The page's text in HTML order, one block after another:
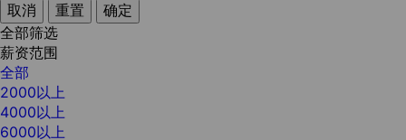
取消 重置
确定
全部筛选
薪资范围
全部
2000以上
4000以上
6000以上